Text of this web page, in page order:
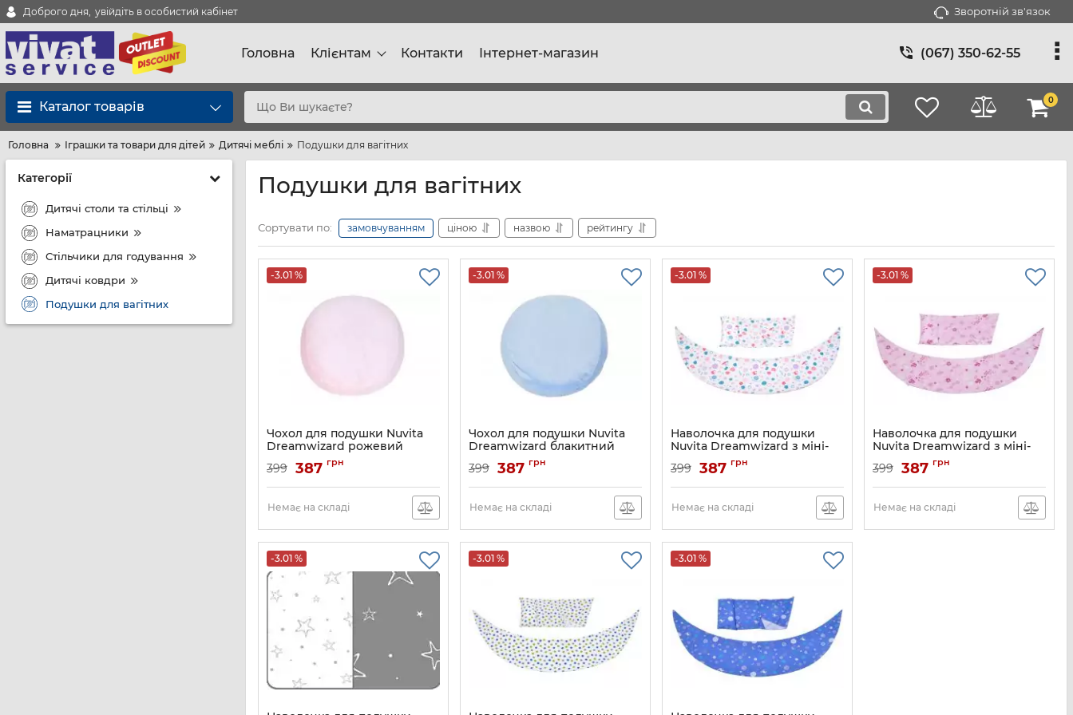
Доброго дня, увійдіть в особистий кабінет Зворотній зв'язок
Головна Клієнтам Контакти Інтернет-магазин (067) 350-62-55
Каталог товарів 0
Головна Іграшки та товари для дітей Дитячі меблі Подушки для вагітних
Категорії
Дитячі столи та стільці
Наматрацники
Стільчики для годування
Дитячі ковдри
Подушки для вагітних
Подушки для вагітних
Сортувати по: замовчуванням ціною назвою рейтингу
-3.01 %
Чохол для подушки Nuvita
Dreamwizard рожевий
Артикул: NV7104PINK
399 387 грн
Немає на складі
-3.01 %
Чохол для подушки Nuvita
Dreamwizard блакитний
Артикул: NV7104BLUE
399 387 грн
Немає на складі
-3.01 %
Наволочка для подушки
Nuvita Dreamwizard з міні-
подушкою, білий
Артикул: NV7101WHITE
399 387 грн
Немає на складі
-3.01 %
Наволочка для подушки
Nuvita Dreamwizard з міні-
подушкою, рожевий
Артикул: NV7101PINK
399 387 грн
Немає на складі
-3.01 % -3.01 % -3.01 %